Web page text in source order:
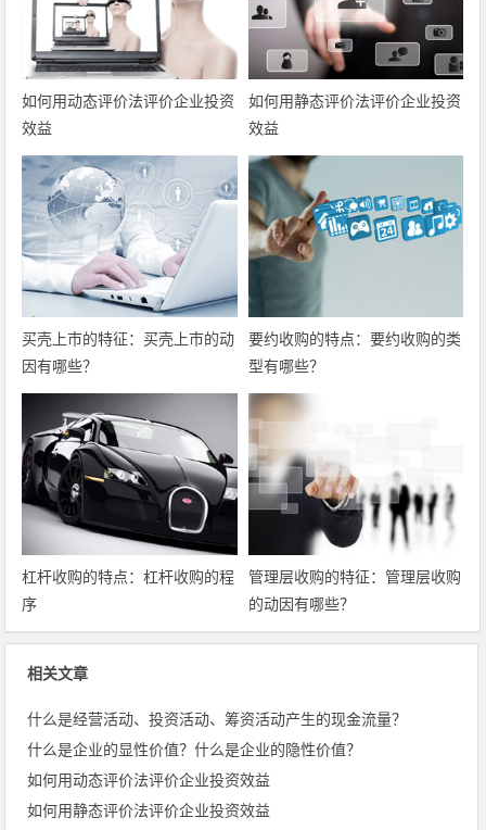
如何用动态评价法评价企业投资
效益
如何用静态评价法评价企业投资
效益
买壳上市的特征：买壳上市的动
因有哪些？
要约收购的特点：要约收购的类
型有哪些？
杠杆收购的特点：杠杆收购的程
序
管理层收购的特征：管理层收购
的动因有哪些？
相关文章
什么是经营活动、投资活动、筹资活动产生的现金流量？
什么是企业的显性价值？什么是企业的隐性价值？
如何用动态评价法评价企业投资效益
如何用静态评价法评价企业投资效益